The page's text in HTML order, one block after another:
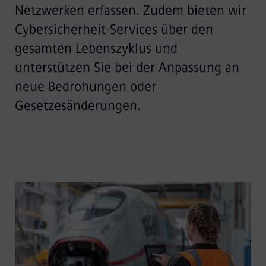
Netzwerken erfassen. Zudem bieten wir
Cybersicherheit-Services über den
gesamten Lebenszyklus und
unterstützen Sie bei der Anpassung an
neue Bedrohungen oder
Gesetzesänderungen.